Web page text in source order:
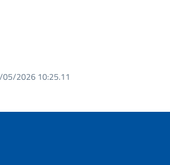
05/2026 10:25.11